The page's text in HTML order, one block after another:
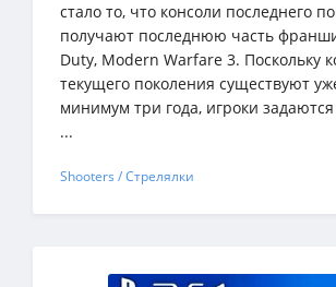
стало то, что консоли последнего
получают последнюю часть
Duty, Modern Warfare 3. Поскольку
текущего поколения существуют
минимум три года, игроки
...
Shooters / Стрелялки